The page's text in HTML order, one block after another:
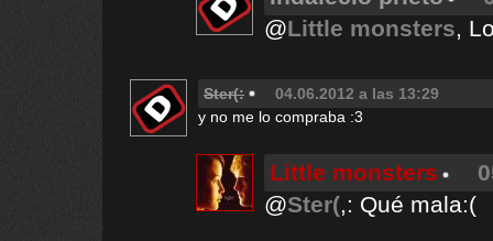
@Little monsters,
Ster(:
04.06.2012 a las 13:29
y no me lo compraba :3
Little monsters
@Ster(,: Qué mala:(